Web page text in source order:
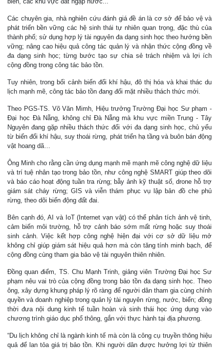
Các chuyên gia, nhà nghiên cứu đánh giá đề án là cơ sở để bảo vệ và
phát triển bền vững các hệ sinh thái tự nhiên quan trọng, đặc thù của
thành phố; sử dụng hợp lý tài nguyên đa dạng sinh học theo hướng bền
vững; nâng cao hiệu quả công tác quản lý và nhận thức cộng đồng về
đa dạng sinh học; từng bước tạo sự chia sẻ trách nhiệm và lợi ích
cộng đồng trong công tác bảo tồn.
Tuy nhiên, trong bối cảnh biến đổi khí hậu, đô thị hóa và khai thác du
lịch mạnh mẽ, công tác bảo tồn đang đối mặt nhiều thách thức mới.
Theo PGS-TS. Võ Văn Mimh, Hiệu trưởng Trường Đại học Sư phạm -
Đại học Đà Nẵng, không chỉ Đà Nẵng mà khu vực miền Trung - Tây
Nguyên đang gặp nhiều thách thức đối với đa dạng sinh học, chủ yếu
từ biến đổi khí hậu, suy thoái rừng, phát triển hạ tầng và buôn bán động
vật hoang dã…
Ông Minh cho rằng cần ứng dụng mạnh mẽ mạnh mẽ công nghệ dữ liệu
và trí tuệ nhân tạo trong bảo tồn, như công nghệ SMART giúp theo dõi
và báo cáo hoạt động tuần tra rừng; bẫy ảnh kỹ thuật số, drone hỗ trợ
giám sát cháy rừng; GIS và viễn thám phục vụ lập bản đồ che phủ
rừng, theo dõi biến động đất đai.
Bên cạnh đó, AI và IoT (Internet vạn vật) có thể phân tích ảnh vệ tinh,
cảm biến môi trường, hỗ trợ cảnh báo sớm mất rừng hoặc suy thoái
sinh cảnh. Việc kết hợp công nghệ hiện đại với cơ sở dữ liệu mở
không chỉ giúp giám sát hiệu quả hơn mà còn tăng tính minh bạch, để
cộng đồng cùng tham gia bảo vệ tài nguyên thiên nhiên.
Đồng quan điểm, TS. Chu Mạnh Trinh, giảng viên Trường Đại học Sư
phạm nêu vai trò của cộng đồng trong bảo tồn đa dạng sinh học. Theo
ông, xây dựng khung pháp lý rõ ràng để người dân tham gia cùng chính
quyền và doanh nghiệp trong quản lý tài nguyên rừng, nước, biển; đồng
thời đưa nội dung kinh tế tuần hoàn và sinh thái học ứng dụng vào
chương trình giáo dục phổ thông, gắn với thực hành tại địa phương.
“Du lịch không chỉ là ngành kinh tế mà còn là công cụ truyền thông hiệu
quả để lan tỏa giá trị bảo tồn. Khi người dân được hưởng lợi từ thiên